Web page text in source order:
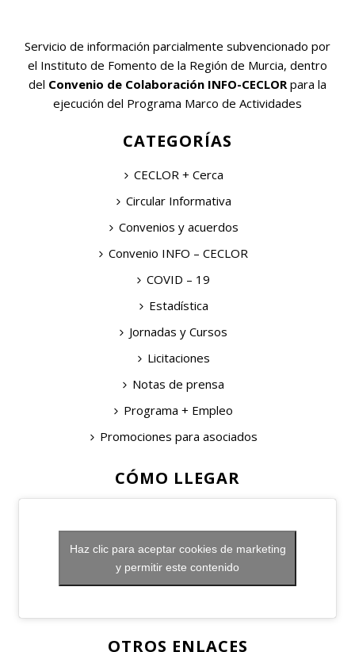
Servicio de información parcialmente subvencionado por
el Instituto de Fomento de la Región de Murcia, dentro
del Convenio de Colaboración INFO-CECLOR para la
ejecución del Programa Marco de Actividades
CATEGORÍAS
CECLOR + Cerca
Circular Informativa
Convenios y acuerdos
Convenio INFO – CECLOR
COVID – 19
Estadística
Jornadas y Cursos
Licitaciones
Notas de prensa
Programa + Empleo
Promociones para asociados
CÓMO LLEGAR
Haz clic para aceptar cookies de marketing
y permitir este contenido
OTROS ENLACES